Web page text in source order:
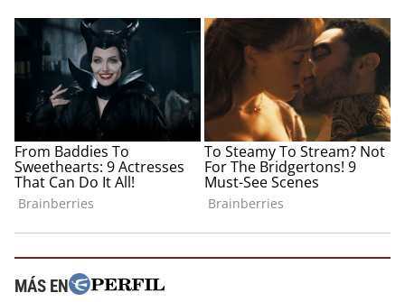
MÁS EN